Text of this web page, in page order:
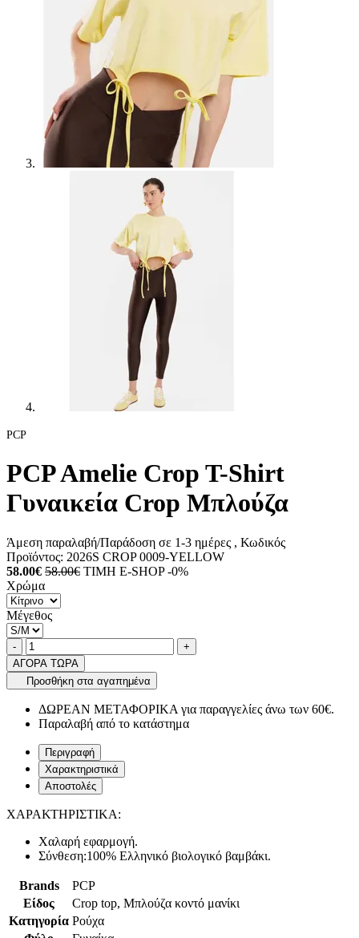
PCP
PCP Amelie Crop T-Shirt
Γυναικεία Crop Μπλούζα
Άμεση παραλαβή/Παράδοση σε 1-3 ημέρες , Κωδικός
Προϊόντος: 2026S CROP 0009-YELLOW
58.00€ 58.00€ ΤΙΜΗ E-SHOP -0%
Χρώμα
Μέγεθος
Ποσότητα
-product.increase.quantity +
ΑΓΟΡΑ ΤΩΡΑ
Προσθήκη στα αγαπημένα
ΔΩΡΕΑΝ ΜΕΤΑΦΟΡΙΚΑ για παραγγελίες άνω των 60€.
Παραλαβή από το κατάστημα
Περιγραφή
Χαρακτηριστικά
Αποστολές
ΧΑΡΑΚΤΗΡΙΣΤΙΚΑ:
Χαλαρή εφαρμογή.
Σύνθεση:100% Ελληνικό βιολογικό βαμβάκι.
Brands
PCP
Είδος
Crop top, Μπλούζα κοντό μανίκι
Κατηγορία Ρούχα